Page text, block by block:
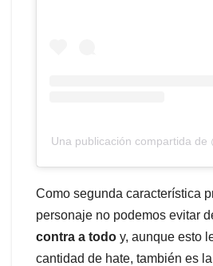
Una publicación compartida de
Como segunda característica
personaje no podemos evitar
contra a todo y, aunque esto
cantidad de hate, también es